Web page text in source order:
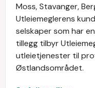
Moss, Stavanger,
Utleiemeglerens
selskaper som har
tillegg tilbyr
utleietjenester til
Østlandsområdet.